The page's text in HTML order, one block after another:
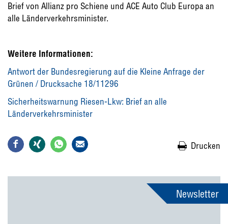
Brief von Allianz pro Schiene und ACE Auto Club Europa an
alle Länderverkehrsminister.
Weitere Informationen:
Antwort der Bundesregierung auf die Kleine Anfrage der
Grünen / Drucksache 18/11296
Sicherheitswarnung Riesen-Lkw: Brief an alle
Länderverkehrsminister
Drucken
Newsletter